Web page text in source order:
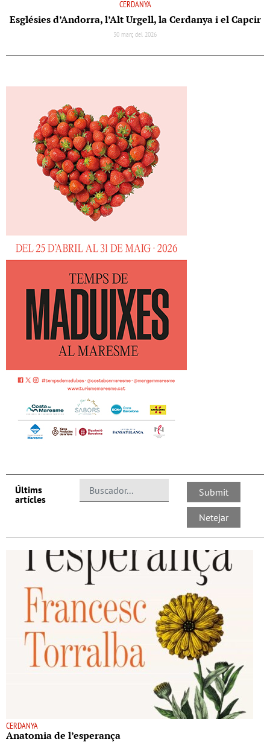
CERDANYA
Esglésies d’Andorra, l’Alt Urgell, la Cerdanya i el Capcir
30 març del 2026
Últims
artícles
CERDANYA
Anatomia de l’esperança